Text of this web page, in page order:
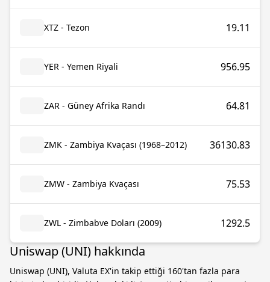
XTZ - Tezon 19.11
YER - Yemen Riyali 956.95
ZAR - Güney Afrika Randı 64.81
ZMK - Zambiya Kvaçası (1968–2012) 36130.83
ZMW - Zambiya Kvaçası 75.53
ZWL - Zimbabve Doları (2009) 1292.5
Uniswap (UNI) hakkında
Uniswap (UNI), Valuta EX'in takip ettiği 160'tan fazla para